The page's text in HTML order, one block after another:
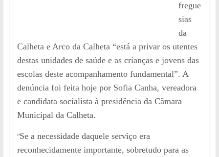
fregue
sias
da
Calheta e Arco da Calheta “está a privar os utentes
destas unidades de saúde e as crianças e jovens das
escolas deste acompanhamento fundamental”. A
denúncia foi feita hoje por Sofia Canha, vereadora
e candidata socialista à presidência da Câmara
Municipal da Calheta.
“Se a necessidade daquele serviço era
reconhecidamente importante, sobretudo para as